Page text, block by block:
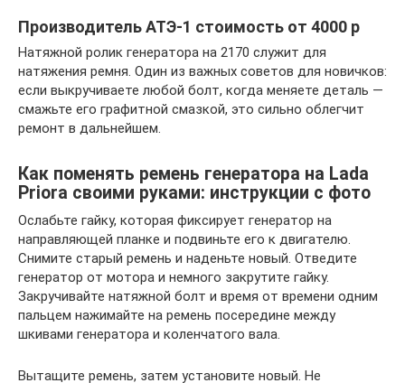
Производитель АТЭ-1 cтоимость от 4000 р
Натяжной ролик генератора на 2170 служит для
натяжения ремня. Один из важных советов для новичков:
если выкручиваете любой болт, когда меняете деталь —
смажьте его графитной смазкой, это сильно облегчит
ремонт в дальнейшем.
Как поменять ремень генератора на Lada
Priora своими руками: инструкции с фото
Ослабьте гайку, которая фиксирует генератор на
направляющей планке и подвиньте его к двигателю.
Снимите старый ремень и наденьте новый. Отведите
генератор от мотора и немного закрутите гайку.
Закручивайте натяжной болт и время от времени одним
пальцем нажимайте на ремень посередине между
шкивами генератора и коленчатого вала.
Вытащите ремень, затем установите новый. Не